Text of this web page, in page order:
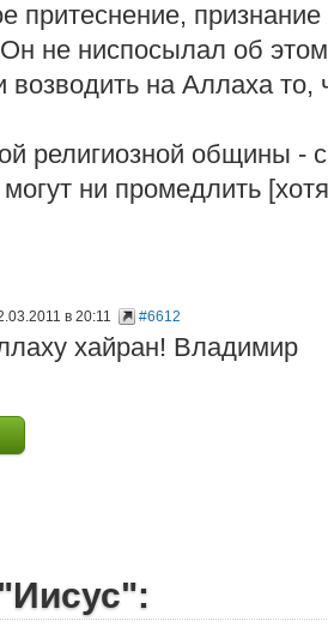
притеснение, признание
не ниспосылал об этом
возводить на Аллаха то,
религиозной общины -
ни промедлить
в 20:11 #6612
хайран! Владимир